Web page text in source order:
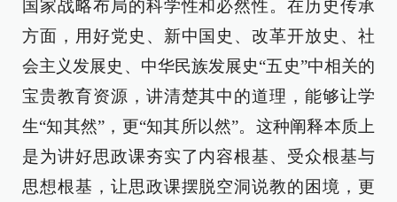
国家战略布局的科学性和必然性。在历史传承
方面，用好党史、新中国史、改革开放史、社
会主义发展史、中华民族发展史“五史”中相关的
宝贵教育资源，讲清楚其中的道理，能够让学
生“知其然”，更“知其所以然”。这种阐释本质上
是为讲好思政课夯实了内容根基、受众根基与
思想根基，让思政课摆脱空洞说教的困境，更